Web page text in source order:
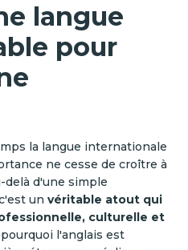
langue
pour
la langue internationale
ne cesse de croître à
delà d'une simple
un véritable atout qui
culturelle et
l'anglais est